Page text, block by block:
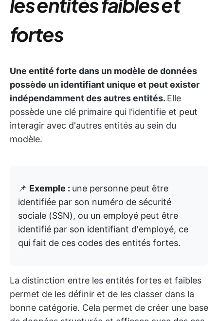
fortes
Une entité forte dans un modèle de données
possède un identifiant unique et peut exister
indépendamment des autres entités. Elle
possède une clé primaire qui l'identifie et peut
interagir avec d'autres entités au sein du
modèle.
📌 Exemple : une personne peut être
identifiée par son numéro de sécurité
sociale (SSN), ou un employé peut être
identifié par son identifiant d'employé, ce
qui fait de ces codes des entités fortes.
La distinction entre les entités fortes et faibles
permet de les définir et de les classer dans la
bonne catégorie. Cela permet de créer une base